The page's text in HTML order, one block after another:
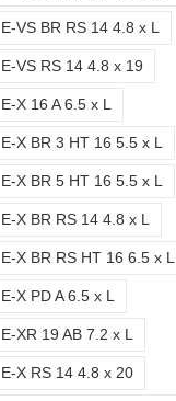
E-VS BR RS 14 4.8 x L
E-VS RS 14 4.8 x 19
E-X 16 A 6.5 x L
E-X BR 3 HT 16 5.5 x L
E-X BR 5 HT 16 5.5 x L
E-X BR RS 14 4.8 x L
E-X BR RS HT 16 6.5 x L
E-X PD A 6.5 x L
E-XR 19 AB 7.2 x L
E-X RS 14 4.8 x 20